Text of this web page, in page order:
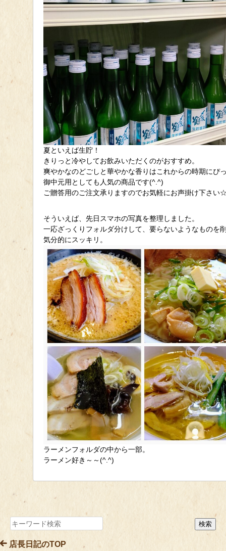
夏といえば生貯！
きりっと冷やしてお飲みいただくのがおすすめ。
爽やかなのどごしと華やかな香りはこれからの時期にぴ
御中元用としても人気の商品です(^.^)
ご贈答用のご注文承りますのでお気軽にお声掛け下さい
そういえば、先日スマホの写真を整理しました。
一応ざっくりフォルダ分けして、要らないようなものを
気分的にスッキリ。
ラーメンフォルダの中から一部。
ラーメン好き～～(^.^)
店長日記のTOP